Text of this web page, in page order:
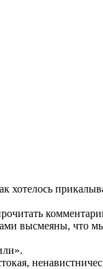
хотелось
высмеяны, что